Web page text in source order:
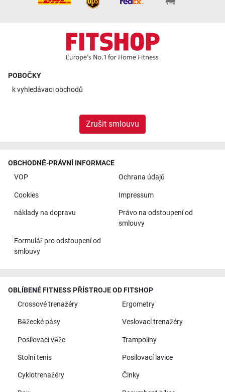
POBOČKY
kvyhledávaci obchodů
Zrušit smlouvu
OBCHODNĚ-PRÁVNÍ INFORMACE
VOP
Ochrana údajů
Cookies Impressum
náklady na dopravu
Právo na odstoupení od
smlouvy
Formulář pro odstoupení od
smlouvy
OBLÍBENÉ FITNESS PŘÍSTROJE OD FITSHOP
Crossové trenažéry
Ergometry
Běžecké pásy Veslovací trenažéry
Posilovací věže Trampolíny
Stolní tenis Posilovací lavice
Cyklotrenažéry Činky